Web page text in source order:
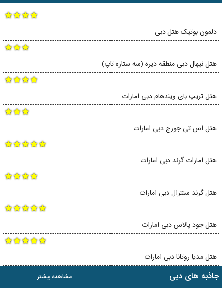
دلمون بوتیک هتل دبی
هتل نیهال دبی منطقه دیره (سه ستاره تاپ)
هتل تریپ بای ویندهام دبی امارات
هتل اس تی جورج دبی امارات
هتل امارات گرند دبی امارات
هتل گرند سنترال دبی امارات
هتل جود پالاس دبی امارات
هتل مدیا روتانا دبی امارات
مشاهده بیشتر جاذبه های دبی